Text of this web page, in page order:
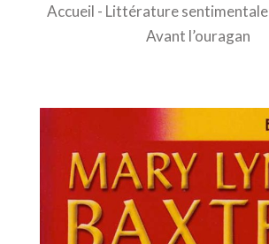
Accueil - Littérature sentimentale
Avant l’ouragan